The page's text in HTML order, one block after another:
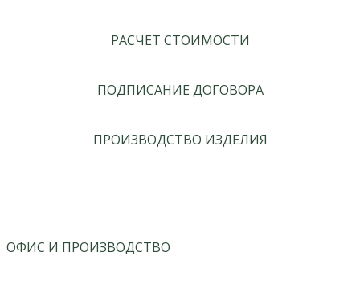
РАСЧЕТ СТОИМОСТИ
ПОДПИСАНИЕ ДОГОВОРА
ПРОИЗВОДСТВО ИЗДЕЛИЯ
ОФИС И ПРОИЗВОДСТВО